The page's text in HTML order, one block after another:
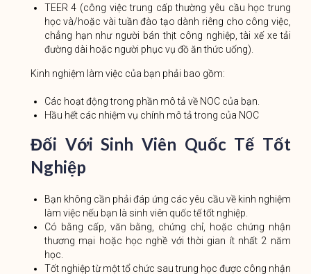
TEER 4 (công việc trung cấp thường yêu cầu học trung
học và/hoặc vài tuần đào tạo dành riêng cho công việc,
chẳng hạn như người bán thịt công nghiệp, tài xế xe tải
đường dài hoặc người phục vụ đồ ăn thức uống).
Kinh nghiệm làm việc của bạn phải bao gồm:
Các hoạt động trong phần mô tả về NOC của bạn.
Hầu hết các nhiệm vụ chính mô tả trong của NOC
Đối Với Sinh Viên Quốc Tế Tốt
Nghiệp
Bạn không cần phải đáp ứng các yêu cầu về kinh nghiệm
làm việc nếu bạn là sinh viên quốc tế tốt nghiệp.
Có bằng cấp, văn bằng, chứng chỉ, hoặc chứng nhận
thương mại hoặc học nghề với thời gian ít nhất 2 năm
học.
Tốt nghiệp từ một tổ chức sau trung học được công nhận